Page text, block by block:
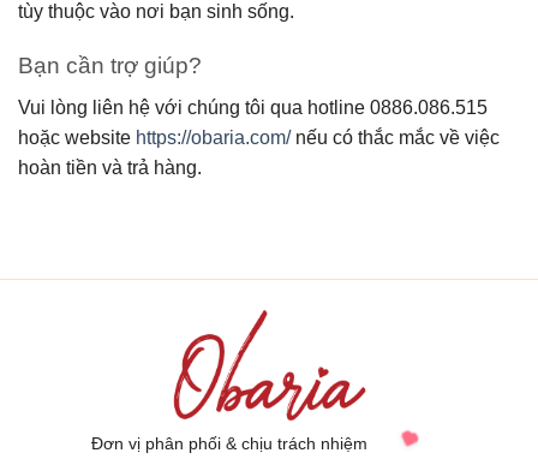
tùy thuộc vào nơi bạn sinh sống.
Bạn cần trợ giúp?
Vui lòng liên hệ với chúng tôi qua hotline 0886.086.515
hoặc website https://obaria.com/nếu có thắc mắc về việc
hoàn tiền và trả hàng.
Đơn vị phân phối & chịu trách nhiệm